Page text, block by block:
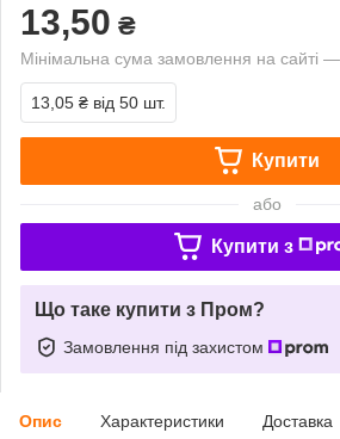
13,50 ₴
Мінімальна сума замовлення на сайті
13,05 ₴ від 50 шт.
Купити
або
Купити з
Що таке купити з Пром?
Замовлення під захистом
Опис Характеристики Доставка